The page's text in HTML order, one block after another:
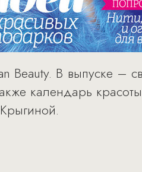
Beauty. В выпуске –
календарь